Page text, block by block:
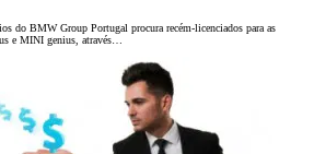
do BMW Group Portugal procura recém-licenciados para as
e MINI genius, através…